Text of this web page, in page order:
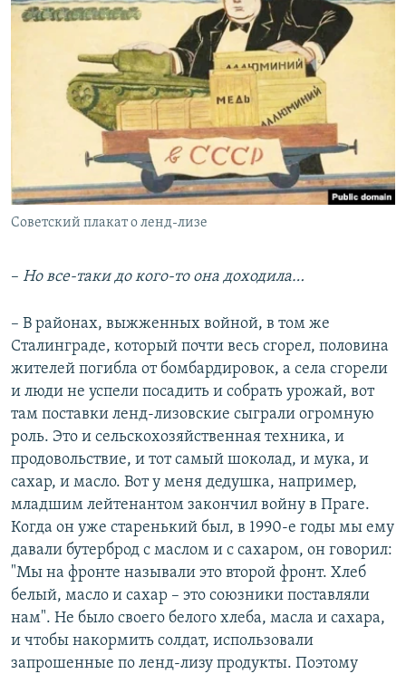
Советский плакат о ленд-лизе
– Но все-таки до кого-то она доходила…
– В районах, выжженных войной, в том же
Сталинграде, который почти весь сгорел, половина
жителей погибла от бомбардировок, а села сгорели
и люди не успели посадить и собрать урожай, вот
там поставки ленд-лизовские сыграли огромную
роль. Это и сельскохозяйственная техника, и
продовольствие, и тот самый шоколад, и мука, и
сахар, и масло. Вот у меня дедушка, например,
младшим лейтенантом закончил войну в Праге.
Когда он уже старенький был, в 1990-е годы мы ему
давали бутерброд с маслом и с сахаром, он говорил:
"Мы на фронте называли это второй фронт. Хлеб
белый, масло и сахар – это союзники поставляли
нам". Не было своего белого хлеба, масла и сахара,
и чтобы накормить солдат, использовали
запрошенные по ленд-лизу продукты. Поэтому